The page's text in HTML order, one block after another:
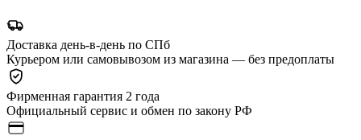
Доставка день-в-день по СПб
Курьером или самовывозом из магазина — без предоплаты
Фирменная гарантия 2 года
Официальный сервис и обмен по закону РФ